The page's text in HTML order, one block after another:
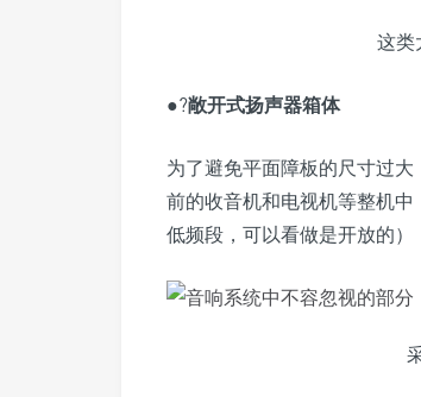
这类
●?敞开式扬声器箱体
为了避免平面障板的尺寸过
前的收音机和电视机等整机
低频段，可以看做是开放的）